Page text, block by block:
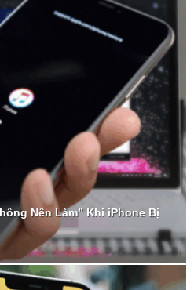
Nên Làm” Khi iPhone Bị